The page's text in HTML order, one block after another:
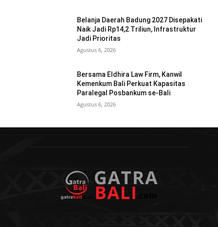
Belanja Daerah Badung 2027 Disepakati
Naik Jadi Rp14,2 Triliun, Infrastruktur
Jadi Prioritas
Agustus 6, 2026
Bersama Eldhira Law Firm, Kanwil
Kemenkum Bali Perkuat Kapasitas
Paralegal Posbankum se-Bali
Agustus 6, 2026